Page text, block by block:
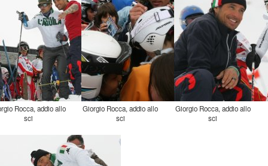
Rocca, addio allo
sci
Giorgio Rocca, addio allo
sci
Giorgio Rocca, addio allo
sci